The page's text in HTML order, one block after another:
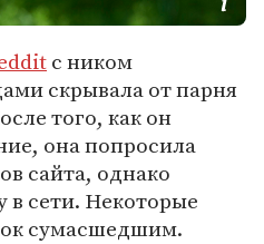
с ником
скрывала от парня
того, как он
она попросила
сайта, однако
в сети. Некоторые
сумасшедшим.